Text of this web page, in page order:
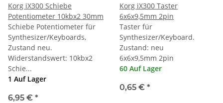
Korg iX300 Schiebe
Potentiometer 10kbx2 30mm
Schiebe Potentiometer für
Synthesizer/Keyboards,
Zustand neu.
Widerstandswert: 10kbx2
Schie...
1 Auf Lager
6,95 € *
Korg iX300 Taster
6x6x9,5mm 2pin
Taster für
Synthesizer/Keyboard.
Zustand: neu
6x6x9,5mm 2pin
60 Auf Lager
0,65 € *